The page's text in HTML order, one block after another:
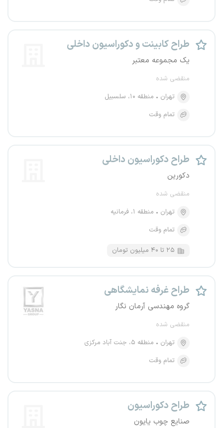
طراح کابینت و دکوراسیون داخلی
یک مجموعه معتبر
منقضی شده
تهران
منطقه ۱۰، سلسبیل
تمام وقت
طراح دکوراسیون داخلی
دکورین
منقضی شده
تهران
منطقه ۱، فرمانیه
تمام وقت
۲۵ تا ۴۰ میلیون تومان
طراح غرفه نمایشگاهی
گروه مهندسی آرمان نگار
منقضی شده
تهران
منطقه ۵، جنت آباد مرکزی
تمام وقت
طراح دکوراسیون
صنایع چوب یایون